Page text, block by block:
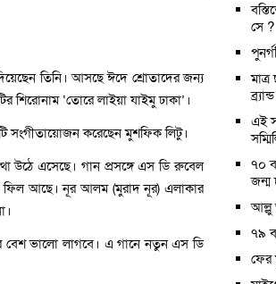
তিনি। আসছে ঈদে শ্রোতাদের জন্য
‘তোরে লাইয়া যাইমু ঢাকা’।
সংগীতায়োজন করেছেন মুশফিক লিটু।
উঠে এসেছে। গান প্রসঙ্গে এস ডি রুবেল
ফিল আছে। নূর আলম (মুরাদ নূর) এলাকার
বেশ ভালো লাগবে। এ গানে নতুন এস ডি
সে ?
এই
৭০
জন্ম
আল্লু
৭৯
ফের